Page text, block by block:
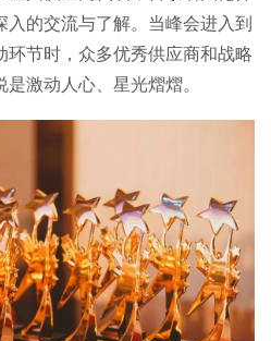
的交流与了解。当峰会进入到
环节时，众多优秀供应商和战略
激动人心、星光熠熠。